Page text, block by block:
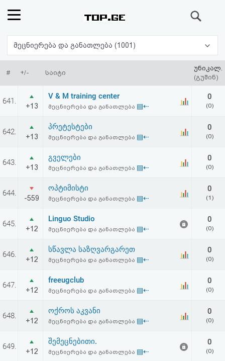
რეიტინგი
(მთავარი)
ფოსტა
პასუხი
ავტორიზაცია
რეგისტრაცია
პაროლის
აღდგენა
HTML
კოდი
სალიცენზიო
შეთანხმება
მეცნიერება და განათლება (1001)
# +/- საიტი
უნიკალ.
(გუშინ)
641.
+13
V & M training center
მეცნიერება და განათლება ▤⇠
0
(0)
642.
+13
პრეტესტები
მეცნიერება და განათლება ▤⇠
0
(0)
643.
+13
გველები
მეცნიერება და განათლება ▤⇠
0
(0)
644.
-559
ოპტიმისტი
მეცნიერება და განათლება ▤⇠
0
(1)
645.
+12
Linguo Studio
მეცნიერება და განათლება ▤⇠
0
(0)
646.
+12
სწავლა საზღვარგარეთ
მეცნიერება და განათლება ▤⇠
0
(0)
647.
+12
freeugclub
მეცნიერება და განათლება ▤⇠
0
(0)
648.
+12
ოქროს აკვანი
მეცნიერება და განათლება ▤⇠
0
(0)
649.
+12
შემეცნებითი.
მეცნიერება და განათლება ▤⇠
0
(0)